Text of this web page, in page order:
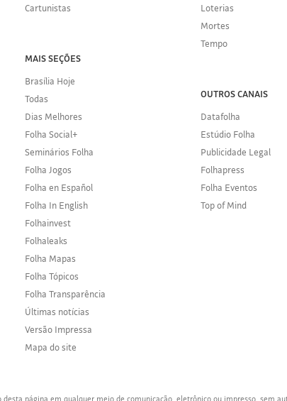
Cartunistas
MAIS SEÇÕES
Brasília Hoje
Todas
Dias Melhores
Folha Social+
Seminários Folha
Folha Jogos
Folha en Español
Folha In English
Folhainvest
Folhaleaks
Folha Mapas
Folha Tópicos
Folha Transparência
Últimas notícias
Versão Impressa
Mapa do site
Loterias
Mortes
Tempo
OUTROS CANAIS
Datafolha
Estúdio Folha
Publicidade Legal
Folhapress
Folha Eventos
Top of Mind